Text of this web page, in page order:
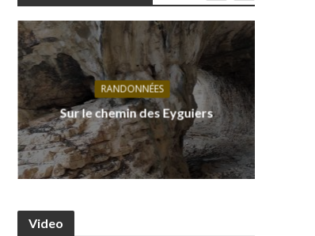
RANDONNÉES
Sur le chemin des Eyguiers
Video